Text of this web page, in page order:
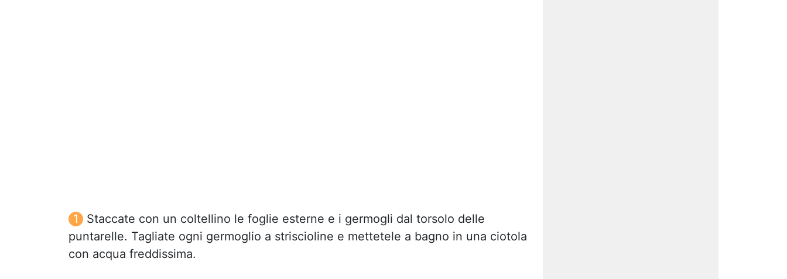
Staccate con un coltellino le foglie esterne e i germogli dal torsolo delle
puntarelle. Tagliate ogni germoglio a striscioline e mettetele a bagno in una ciotola
con acqua freddissima.